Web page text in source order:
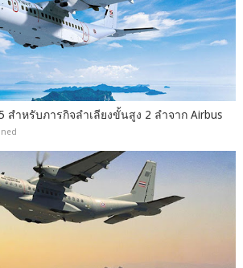
สำหรับภารกิจลำเลียงขั้นสูง 2 ลำจาก Airbus